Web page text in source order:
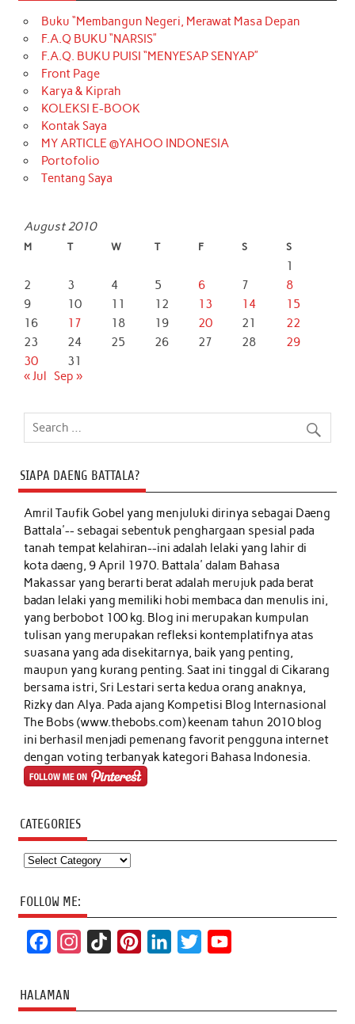
Buku “Membangun Negeri, Merawat Masa Depan
F.A.Q BUKU “NARSIS”
F.A.Q. BUKU PUISI “MENYESAP SENYAP”
Front Page
Karya & Kiprah
KOLEKSI E-BOOK
Kontak Saya
MY ARTICLE @YAHOO INDONESIA
Portofolio
Tentang Saya
August 2010
M T W T F S S
1
2
3 4 5 6 7
8
9
10 11 12 13 14
15
16
17 18 19 20 21
22
23
24 25 26 27 28
29
30
31
« Jul Sep »
SIAPA DAENG BATTALA?
Amril Taufik Gobelyang menjuluki dirinya sebagai Daeng
Battala'-- sebagai sebentuk penghargaan spesial pada
tanah tempat kelahiran--ini adalah lelaki yang lahir di
kota daeng, 9 April 1970. Battala' dalam Bahasa
Makassar yang berarti berat adalah merujuk pada berat
badan lelaki yang memiliki hobi membaca dan menulis ini,
yang berbobot 100 kg. Blog ini merupakan kumpulan
tulisan yang merupakan refleksi kontemplatifnya atas
suasana yang ada disekitarnya, baik yang penting,
maupun yang kurang penting. Saat ini tinggal di Cikarang
bersama istri, Sri Lestari serta kedua orang anaknya,
Rizky dan Alya. Pada ajang Kompetisi Blog Internasional
The Bobs (www.thebobs.com) keenam tahun 2010 blog
ini berhasil menjadi pemenang favorit pengguna internet
dengan voting terbanyak kategori Bahasa Indonesia.
CATEGORIES
Categories
FOLLOW ME:
c
e
t
T
t
k
t
T
HALAMAN